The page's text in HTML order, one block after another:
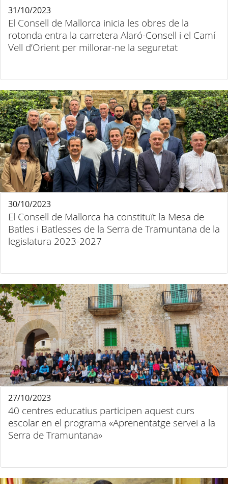
El Consell de Mallorca inicia les obres de la
rotonda entra la carretera Alaró-Consell i el Camí
Vell d’Orient per millorar-ne la seguretat
31/10/2023
El Consell de Mallorca ha constituït la Mesa de
Batles i Batlesses de la Serra de Tramuntana de la
legislatura 2023-2027
30/10/2023
40 centres educatius participen aquest curs
escolar en el programa «Aprenentatge servei a la
Serra de Tramuntana»
27/10/2023